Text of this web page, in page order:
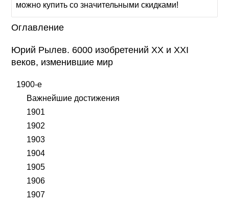
можно купить со значительными скидками!
Оглавление
Юрий Рылев. 6000 изобретений XX и XXI
веков, изменившие мир
1900-е
Важнейшие достижения
1901
1902
1903
1904
1905
1906
1907